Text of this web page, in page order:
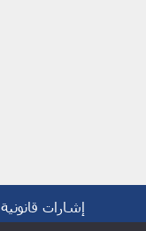
إشارات قانونية